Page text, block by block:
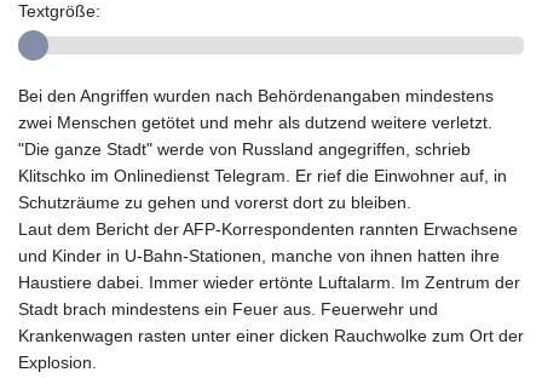
Textgröße:
Bei den Angriffen wurden nach Behördenangaben mindestens
zwei Menschen getötet und mehr als dutzend weitere verletzt.
"Die ganze Stadt" werde von Russland angegriffen, schrieb
Klitschko im Onlinedienst Telegram. Er rief die Einwohner auf, in
Schutzräume zu gehen und vorerst dort zu bleiben.
Laut dem Bericht der AFP-Korrespondenten rannten Erwachsene
und Kinder in U-Bahn-Stationen, manche von ihnen hatten ihre
Haustiere dabei. Immer wieder ertönte Luftalarm. Im Zentrum der
Stadt brach mindestens ein Feuer aus. Feuerwehr und
Krankenwagen rasten unter einer dicken Rauchwolke zum Ort der
Explosion.